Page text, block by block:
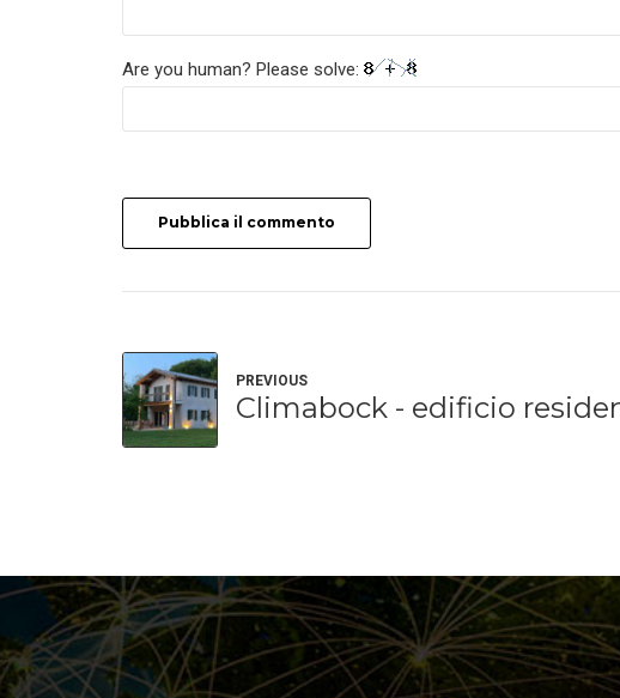
Are you human? Please solve:
Pubblica il commento
PREVIOUS
Climabock - edificio